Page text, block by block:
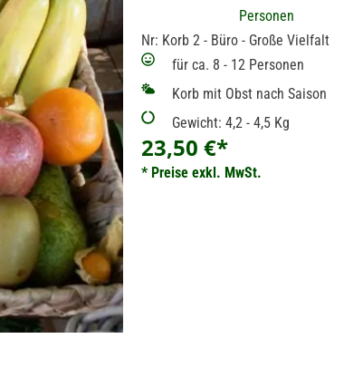
Personen
Nr: Korb 2 - Büro - Große Vielfalt
für ca. 8 - 12 Personen
Korb mit Obst nach Saison
Gewicht: 4,2 - 4,5 Kg
23,50 €*
* Preise exkl. MwSt.